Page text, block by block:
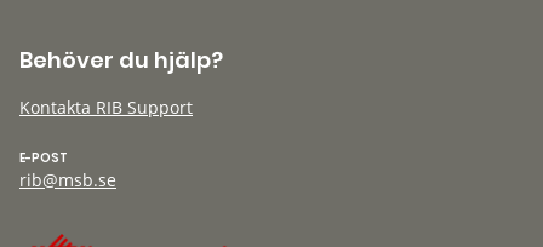
Behöver du hjälp?
Kontakta RIB Support
E-POST
rib@msb.se